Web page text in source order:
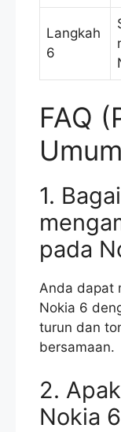
Langkah
6
FAQ
1.
pada
Anda dapat
Nokia 6
turun dan
bersamaan.
2.
Nokia